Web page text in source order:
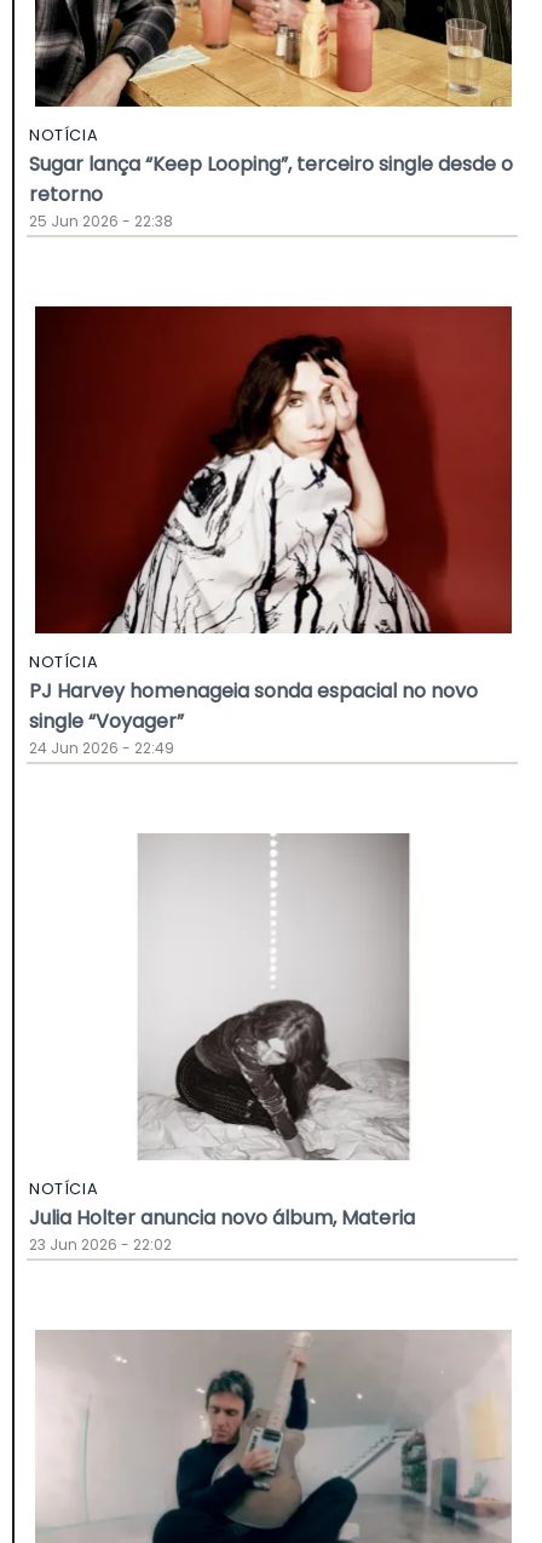
NOTÍCIA
Sugar lança “Keep Looping”, terceiro single desde o
retorno
25 Jun 2026 - 22:38
NOTÍCIA
PJ Harvey homenageia sonda espacial no novo
single “Voyager”
24 Jun 2026 - 22:49
NOTÍCIA
Julia Holter anuncia novo álbum, Materia
23 Jun 2026 - 22:02